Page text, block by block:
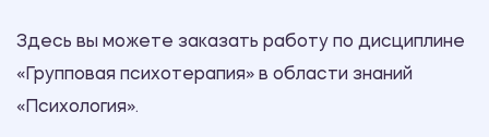
Здесь вы можете заказать работу по дисциплине
«Групповая психотерапия» в области знаний
«Психология».